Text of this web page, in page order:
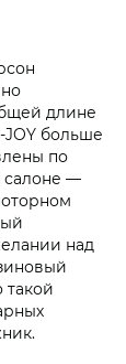
длине
больше
по
салоне —
над
такой